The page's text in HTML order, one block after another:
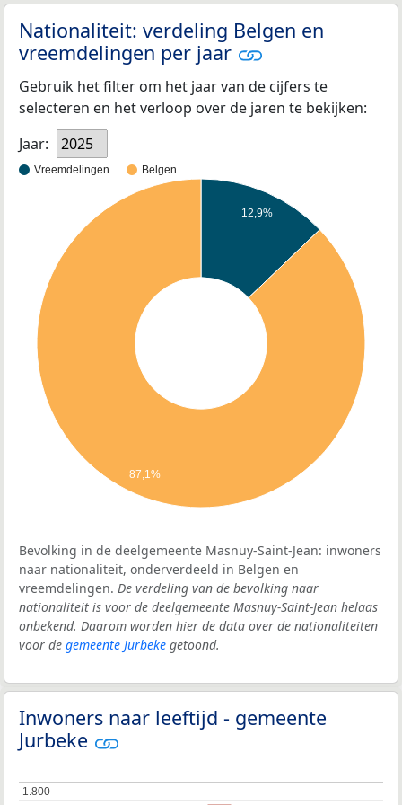
Nationaliteit: verdeling Belgen en
vreemdelingen per jaar
Gebruik het filter om het jaar van de cijfers te
selecteren en het verloop over de jaren te bekijken:
Jaar:
2025
Vreemdelingen Belgen
12,9%
87,1%
Bevolking in de deelgemeente Masnuy-Saint-Jean: inwoners
naar nationaliteit, onderverdeeld in Belgen en
vreemdelingen. De verdeling van de bevolking naar
nationaliteit is voor de deelgemeente Masnuy-Saint-Jean helaas
onbekend. Daarom worden hier de data over de nationaliteiten
voor de gemeente Jurbeke getoond.
Inwoners naar leeftijd - gemeente
Jurbeke
1.800
1.800